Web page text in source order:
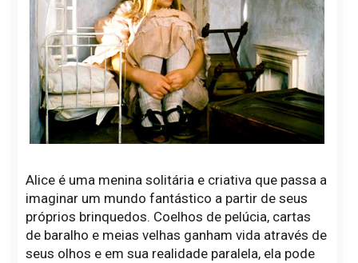
Alice é uma menina solitária e criativa que passa a
imaginar um mundo fantástico a partir de seus
próprios brinquedos. Coelhos de pelúcia, cartas
de baralho e meias velhas ganham vida através de
seus olhos e em sua realidade paralela, ela pode